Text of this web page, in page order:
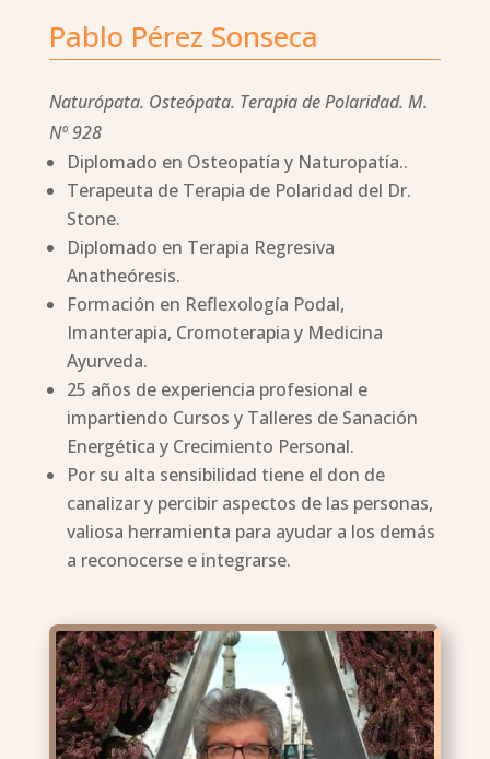
Pablo Pérez Sonseca
Naturópata. Osteópata. Terapia de Polaridad. M.
Nº 928
Diplomado en Osteopatía y Naturopatía..
Terapeuta de Terapia de Polaridad del Dr.
Stone.
Diplomado en Terapia Regresiva
Anatheóresis.
Formación en Reflexología Podal,
Imanterapia, Cromoterapia y Medicina
Ayurveda.
25 años de experiencia profesional e
impartiendo Cursos y Talleres de Sanación
Energética y Crecimiento Personal.
Por su alta sensibilidad tiene el don de
canalizar y percibir aspectos de las personas,
valiosa herramienta para ayudar a los demás
a reconocerse e integrarse.